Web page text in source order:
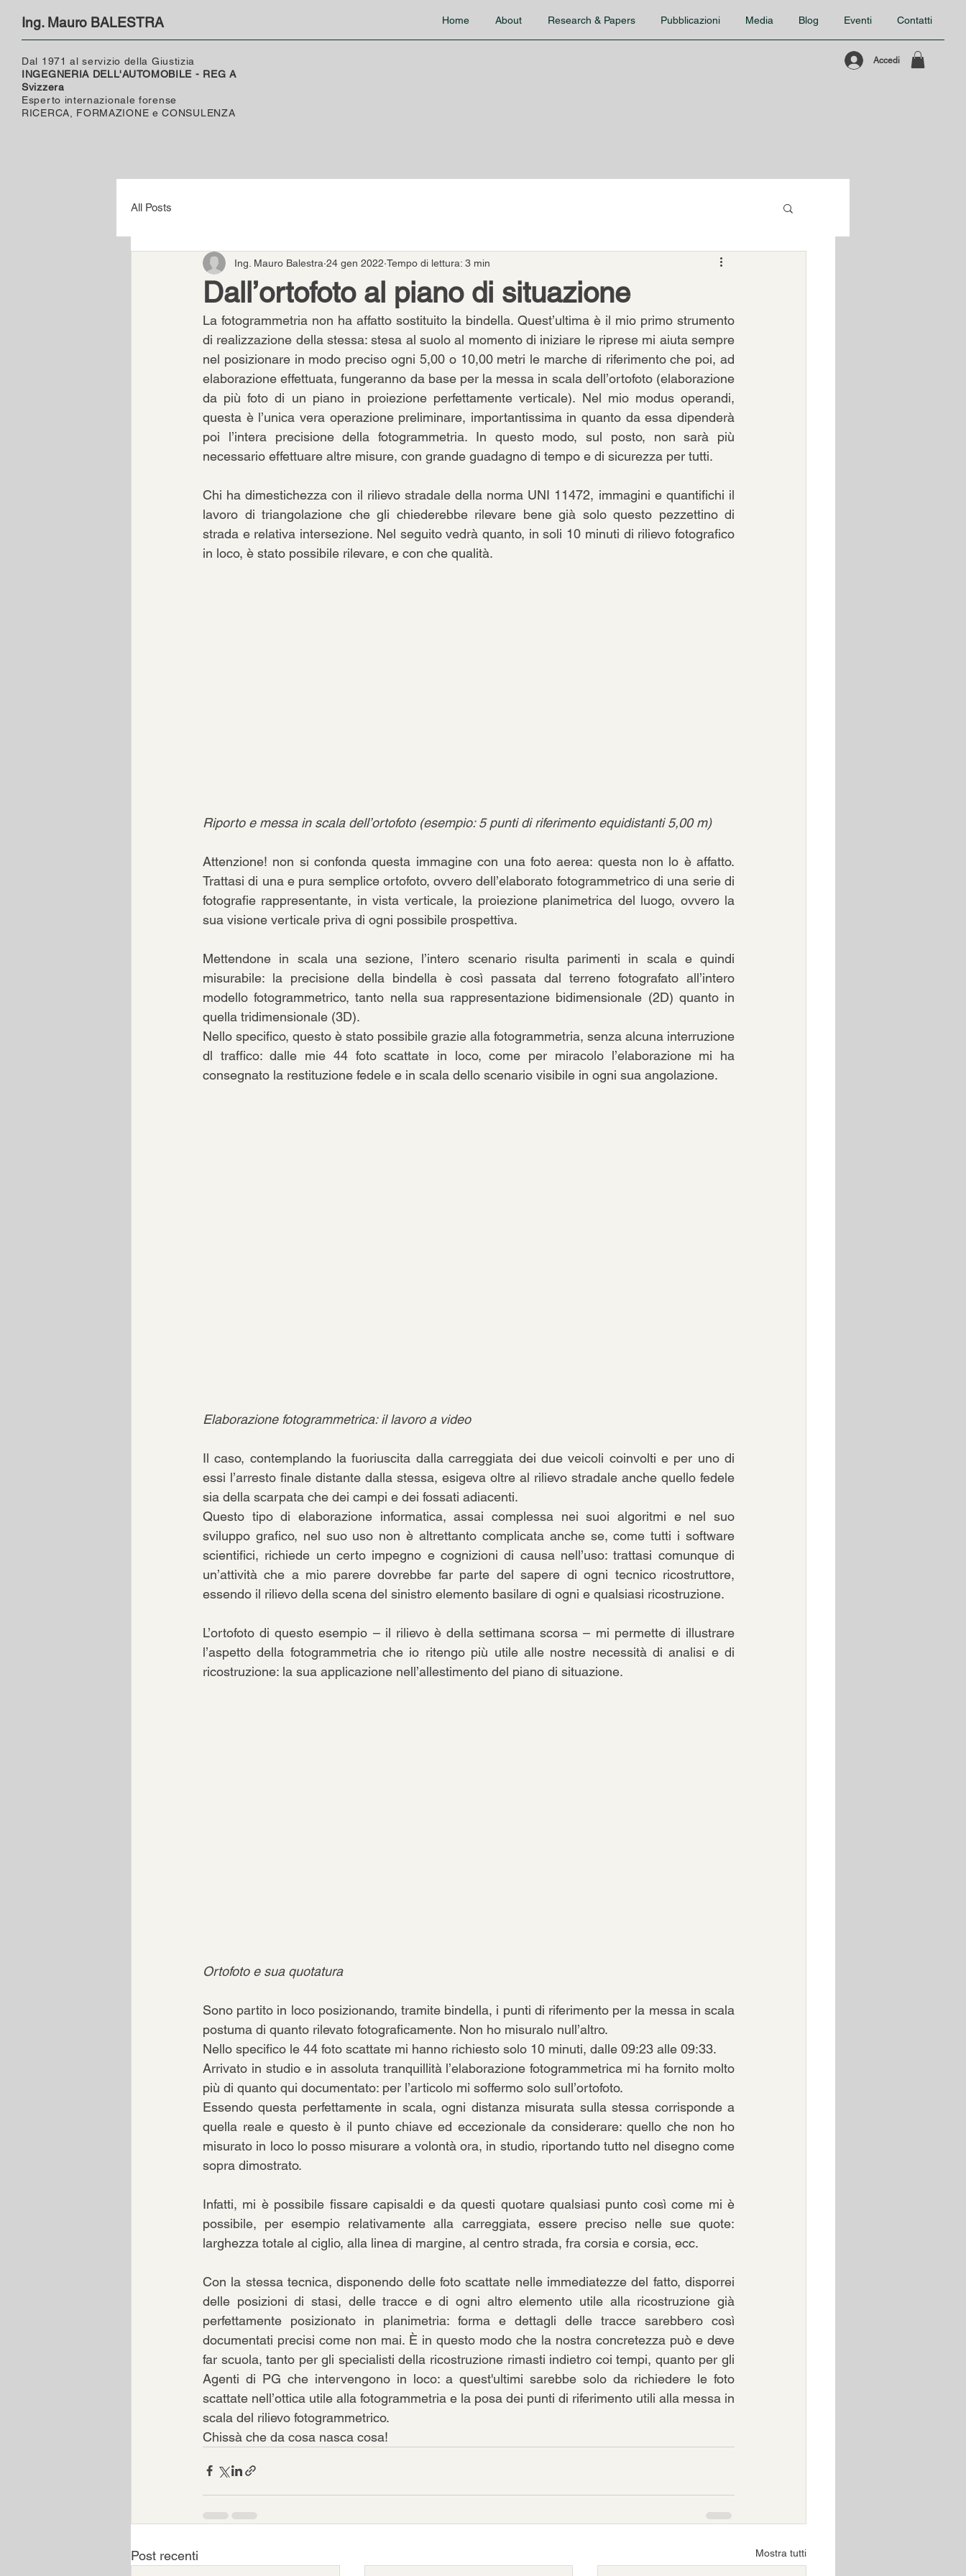
Ing. Mauro BALESTRA
Dal 1971 al servizio della Giustizia
INGEGNERIA DELL'AUTOMOBILE - REG A
Svizzera
Esperto internazionale forense
RICERCA, FORMAZIONE e CONSULENZA
Home About Research & Papers Pubblicazioni Media Blog Eventi Contatti
Accedi
All Posts
Dall’ortofoto al piano di situazione
Ing. Mauro Balestra 24 gen 2022 Tempo di lettura: 3 min
La fotogrammetria non ha affatto sostituito la bindella. Quest’ultima è il mio primo strumento
di realizzazione della stessa: stesa al suolo al momento di iniziare le riprese mi aiuta sempre
nel posizionare in modo preciso ogni 5,00 o 10,00 metri le marche di riferimento che poi, ad
elaborazione effettuata, fungeranno da base per la messa in scala dell’ortofoto (elaborazione
da più foto di un piano in proiezione perfettamente verticale). Nel mio modus operandi,
questa è l’unica vera operazione preliminare, importantissima in quanto da essa dipenderà
poi l’intera precisione della fotogrammetria. In questo modo, sul posto, non sarà più
necessario effettuare altre misure, con grande guadagno di tempo e di sicurezza per tutti.
Chi ha dimestichezza con il rilievo stradale della norma UNI 11472, immagini e quantifichi il
lavoro di triangolazione che gli chiederebbe rilevare bene già solo questo pezzettino di
strada e relativa intersezione. Nel seguito vedrà quanto, in soli 10 minuti di rilievo fotografico
in loco, è stato possibile rilevare, e con che qualità.
Riporto e messa in scala dell’ortofoto (esempio: 5 punti di riferimento equidistanti 5,00 m)
Attenzione! non si confonda questa immagine con una foto aerea: questa non lo è affatto.
Trattasi di una e pura semplice ortofoto, ovvero dell’elaborato fotogrammetrico di una serie di
fotografie rappresentante, in vista verticale, la proiezione planimetrica del luogo, ovvero la
sua visione verticale priva di ogni possibile prospettiva.
Mettendone in scala una sezione, l’intero scenario risulta parimenti in scala e quindi
misurabile: la precisione della bindella è così passata dal terreno fotografato all’intero
modello fotogrammetrico, tanto nella sua rappresentazione bidimensionale (2D) quanto in
quella tridimensionale (3D).
Nello specifico, questo è stato possibile grazie alla fotogrammetria, senza alcuna interruzione
dl traffico: dalle mie 44 foto scattate in loco, come per miracolo l’elaborazione mi ha
consegnato la restituzione fedele e in scala dello scenario visibile in ogni sua angolazione.
Elaborazione fotogrammetrica: il lavoro a video
Il caso, contemplando la fuoriuscita dalla carreggiata dei due veicoli coinvolti e per uno di
essi l’arresto finale distante dalla stessa, esigeva oltre al rilievo stradale anche quello fedele
sia della scarpata che dei campi e dei fossati adiacenti.
Questo tipo di elaborazione informatica, assai complessa nei suoi algoritmi e nel suo
sviluppo grafico, nel suo uso non è altrettanto complicata anche se, come tutti i software
scientifici, richiede un certo impegno e cognizioni di causa nell’uso: trattasi comunque di
un’attività che a mio parere dovrebbe far parte del sapere di ogni tecnico ricostruttore,
essendo il rilievo della scena del sinistro elemento basilare di ogni e qualsiasi ricostruzione.
L’ortofoto di questo esempio – il rilievo è della settimana scorsa – mi permette di illustrare
l’aspetto della fotogrammetria che io ritengo più utile alle nostre necessità di analisi e di
ricostruzione: la sua applicazione nell’allestimento del piano di situazione.
Ortofoto e sua quotatura
Sono partito in loco posizionando, tramite bindella, i punti di riferimento per la messa in scala
postuma di quanto rilevato fotograficamente. Non ho misuralo null’altro.
Nello specifico le 44 foto scattate mi hanno richiesto solo 10 minuti, dalle 09:23 alle 09:33.
Arrivato in studio e in assoluta tranquillità l’elaborazione fotogrammetrica mi ha fornito molto
più di quanto qui documentato: per l’articolo mi soffermo solo sull’ortofoto.
Essendo questa perfettamente in scala, ogni distanza misurata sulla stessa corrisponde a
quella reale e questo è il punto chiave ed eccezionale da considerare: quello che non ho
misurato in loco lo posso misurare a volontà ora, in studio, riportando tutto nel disegno come
sopra dimostrato.
Infatti, mi è possibile fissare capisaldi e da questi quotare qualsiasi punto così come mi è
possibile, per esempio relativamente alla carreggiata, essere preciso nelle sue quote:
larghezza totale al ciglio, alla linea di margine, al centro strada, fra corsia e corsia, ecc.
Con la stessa tecnica, disponendo delle foto scattate nelle immediatezze del fatto, disporrei
delle posizioni di stasi, delle tracce e di ogni altro elemento utile alla ricostruzione già
perfettamente posizionato in planimetria: forma e dettagli delle tracce sarebbero così
documentati precisi come non mai. È in questo modo che la nostra concretezza può e deve
far scuola, tanto per gli specialisti della ricostruzione rimasti indietro coi tempi, quanto per gli
Agenti di PG che intervengono in loco: a quest'ultimi sarebbe solo da richiedere le foto
scattate nell’ottica utile alla fotogrammetria e la posa dei punti di riferimento utili alla messa in
scala del rilievo fotogrammetrico.
Chissà che da cosa nasca cosa!
Post recenti Mostra tutti